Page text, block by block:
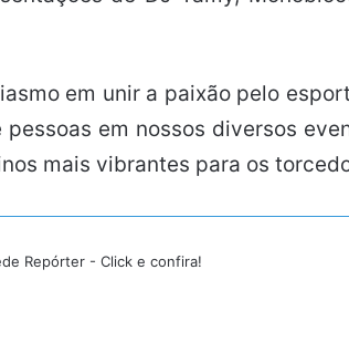
em unir a paixão pelo
em nossos diversos
mais vibrantes para os
Repórter - Click e confira!